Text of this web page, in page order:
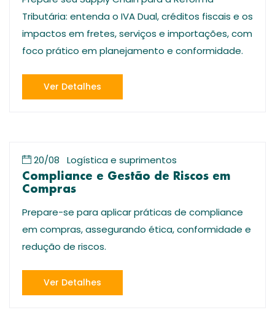
Tributária: entenda o IVA Dual, créditos fiscais e os
impactos em fretes, serviços e importações, com
foco prático em planejamento e conformidade.
Ver Detalhes
20/08 Logística e suprimentos
Compliance e Gestão de Riscos em
Compras
Prepare-se para aplicar práticas de compliance
em compras, assegurando ética, conformidade e
redução de riscos.
Ver Detalhes